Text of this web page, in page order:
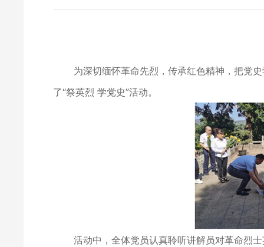
为深切缅怀革命先烈，传承红色精神，把党史
了“祭英烈 学党史”活动。
活动中，全体党员认真聆听讲解员对革命烈士